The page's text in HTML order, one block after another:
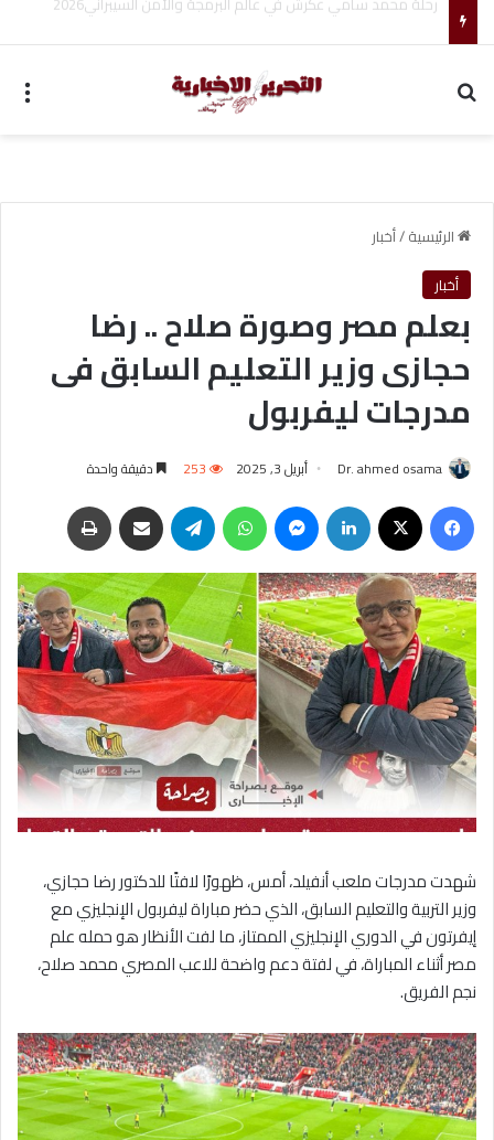
الرئيسية/أخبار
أخبار
بعلم مصر وصورة صلاح .. رضا
حجازى وزير التعليم السابق فى
مدرجات ليفربول
Dr. ahmed osama أبريل 3, 2025 253 دقيقة واحدة
شهدت مدرجات ملعب أنفيلد، أمس، ظهورًا لافتًا للدكتور رضا حجازي،
وزير التربية والتعليم السابق، الذي حضر مباراة ليفربول الإنجليزي مع
إيفرتون في الدوري الإنجليزي الممتاز، ما لفت الأنظار هو حمله علم
مصر أثناء المباراة، في لفتة دعم واضحة للاعب المصري محمد صلاح،
نجم الفريق.